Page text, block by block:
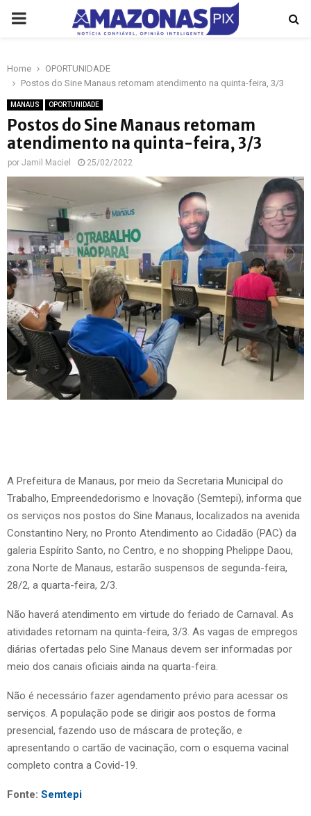
PRIMARY
Home
OPORTUNIDADE
Postos do Sine Manaus retomam atendimento na quinta-feira, 3/3
MANAUS OPORTUNIDADE
Postos do Sine Manaus retomam
atendimento na quinta-feira, 3/3
por Jamil Maciel 25/02/2022
A Prefeitura de Manaus, por meio da Secretaria Municipal do
Trabalho, Empreendedorismo e Inovação (Semtepi), informa que
os serviços nos postos do Sine Manaus, localizados na avenida
Constantino Nery, no Pronto Atendimento ao Cidadão (PAC) da
galeria Espírito Santo, no Centro, e no shopping Phelippe Daou,
zona Norte de Manaus, estarão suspensos de segunda-feira,
28/2, a quarta-feira, 2/3.
Não haverá atendimento em virtude do feriado de Carnaval. As
atividades retornam na quinta-feira, 3/3. As vagas de empregos
diárias ofertadas pelo Sine Manaus devem ser informadas por
meio dos canais oficiais ainda na quarta-feira.
Não é necessário fazer agendamento prévio para acessar os
serviços. A população pode se dirigir aos postos de forma
presencial, fazendo uso de máscara de proteção, e
apresentando o cartão de vacinação, com o esquema vacinal
completo contra a Covid-19.
Fonte: Semtepi